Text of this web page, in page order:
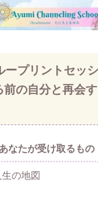
ープリントセッ
前の自分と再会
なたが受け取るもの
の地図